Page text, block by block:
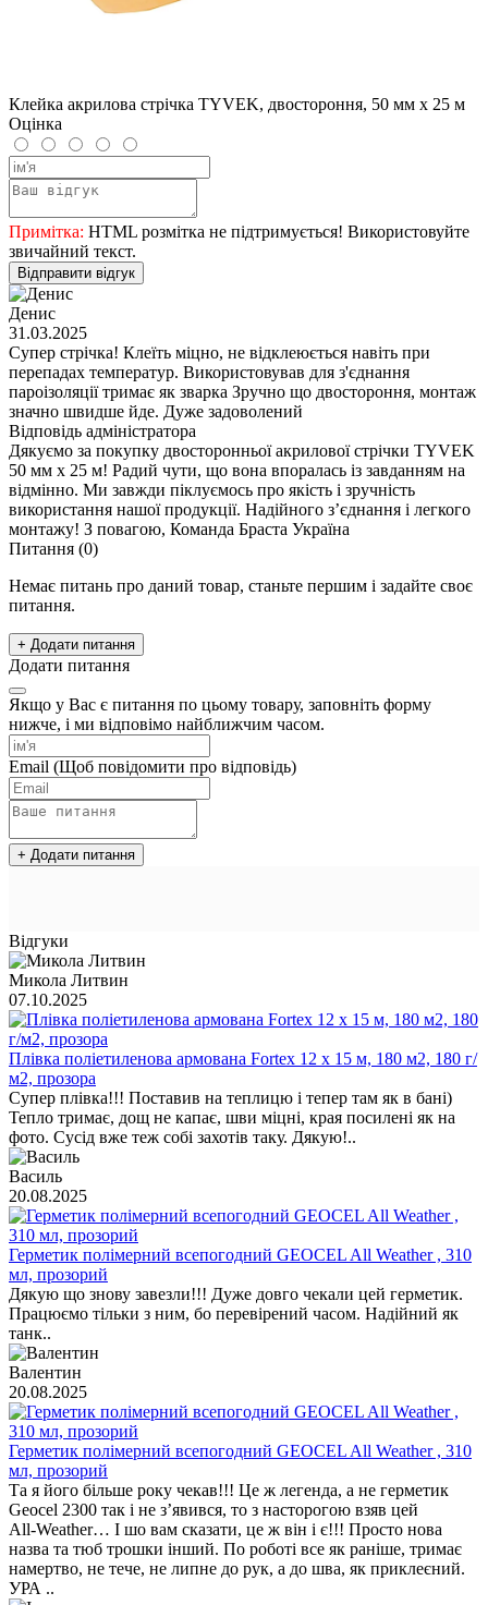
Клейка акрилова стрічка TYVEK, двостороння, 50 мм x 25 м
Оцінка
Примітка: HTML розмітка не підтримується! Використовуйте
звичайний текст.
Відправити відгук
Денис
31.03.2025
Супер стрічка! Клеїть міцно, не відклеюється навіть при
перепадах температур. Використовував для з'єднання
пароізоляції тримає як зварка Зручно що двостороння, монтаж
значно швидше йде. Дуже задоволений
Відповідь адміністратора
Дякуємо за покупку двосторонньої акрилової стрічки TYVEK
50 мм x 25 м! Радий чути, що вона впоралась із завданням на
відмінно. Ми завжди піклуємось про якість і зручність
використання нашої продукції. Надійного з’єднання і легкого
монтажу! З повагою, Команда Браста Україна
Питання (0)
Немає питань про даний товар, станьте першим і задайте своє
питання.
+ Додати питання
Додати питання
Якщо у Вас є питання по цьому товару, заповніть форму
нижче, і ми відповімо найближчим часом.
Email (Щоб повідомити про відповідь)
+ Додати питання
Відгуки
Микола Литвин
07.10.2025
Плівка поліетиленова армована Fortex 12 х 15 м, 180 м2, 180 г/
м2, прозора
Супер плівка!!! Поставив на теплицю і тепер там як в бані)
Тепло тримає, дощ не капає, шви міцні, края посилені як на
фото. Сусід вже теж собі захотів таку. Дякую!..
Василь
20.08.2025
Герметик полімерний всепогодний GEOCEL All Weather , 310
мл, прозорий
Дякую що знову завезли!!! Дуже довго чекали цей герметик.
Працюємо тільки з ним, бо перевірений часом. Надійний як
танк..
Валентин
20.08.2025
Герметик полімерний всепогодний GEOCEL All Weather , 310
мл, прозорий
Та я його більше року чекав!!! Це ж легенда, а не герметик
Geocel 2300 так і не з’явився, то з насторогою взяв цей
All‑Weather… І шо вам сказати, це ж він і є!!! Просто нова
назва та тюб трошки інший. По роботі все як раніше, тримає
намертво, не тече, не липне до рук, а до шва, як приклеєний.
УРА ..